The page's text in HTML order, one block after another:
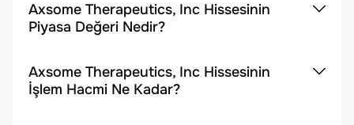
Axsome Therapeutics, Inc Hissesinin
Piyasa Değeri Nedir?
Axsome Therapeutics, Inc Hissesinin
İşlem Hacmi Ne Kadar?